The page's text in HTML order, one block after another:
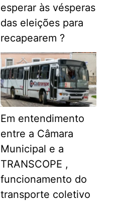
esperar às vésperas
das eleições para
recapearem ?
Em entendimento
entre a Câmara
Municipal e a
TRANSCOPE ,
funcionamento do
transporte coletivo